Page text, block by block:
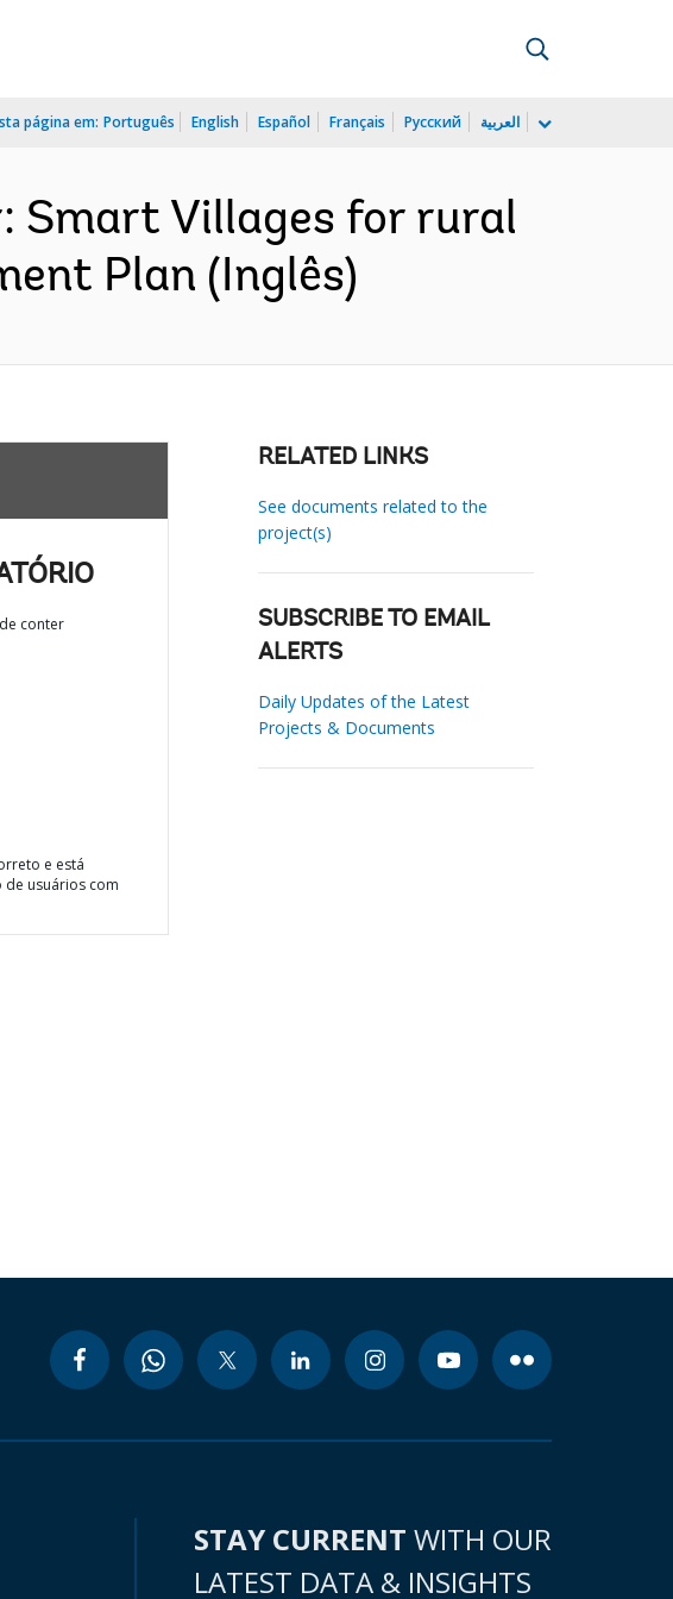
página em: Português English Español Français Русский العربية
Smart Villages for rural
Plan (Inglês)
conter
e está
de usuários com
RELATED LINKS
See documents related to the
project(s)
SUBSCRIBE TO EMAIL
ALERTS
Daily Updates of the Latest
Projects & Documents
STAY CURRENT WITH OUR
LATEST DATA & INSIGHTS